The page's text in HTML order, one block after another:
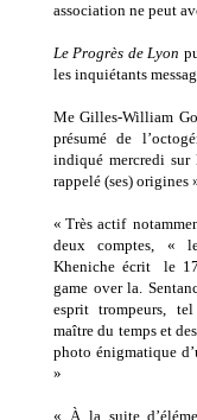
association ne peut
Le Progrès de Lyon
les inquiétants
Me Gilles-William
présumé de
indiqué mercredi
rappelé (ses) origines
« Très actif
deux comptes, «
Kheniche écrit le
game over la.
esprit trompeurs,
maître du temps et
photo énigmatique
»
« À la suite